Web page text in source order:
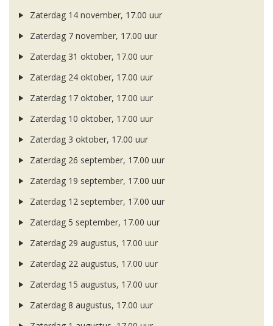
Zaterdag 14 november, 17.00 uur
Zaterdag 7 november, 17.00 uur
Zaterdag 31 oktober, 17.00 uur
Zaterdag 24 oktober, 17.00 uur
Zaterdag 17 oktober, 17.00 uur
Zaterdag 10 oktober, 17.00 uur
Zaterdag 3 oktober, 17.00 uur
Zaterdag 26 september, 17.00 uur
Zaterdag 19 september, 17.00 uur
Zaterdag 12 september, 17.00 uur
Zaterdag 5 september, 17.00 uur
Zaterdag 29 augustus, 17.00 uur
Zaterdag 22 augustus, 17.00 uur
Zaterdag 15 augustus, 17.00 uur
Zaterdag 8 augustus, 17.00 uur